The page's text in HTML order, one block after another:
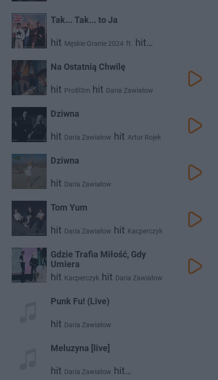
Tak... Tak... to Ja
hit Męskie Granie 2024 ft. hit
Kacperczyk
Na Ostatnią Chwilę
hit Pro8l3m hit Daria Zawiałow
Dziwna
hit Daria Zawiałow hit Artur Rojek
Dziwna
hit Daria Zawiałow
Tom Yum
hit Daria Zawiałow hit Kacperczyk
Gdzie Trafia Miłość, Gdy
Umiera
hit Kacperczyk hit Daria Zawiałow
Punk Fu! (Live)
hit Daria Zawiałow
Meluzyna [live]
hit Daria Zawiałow hit